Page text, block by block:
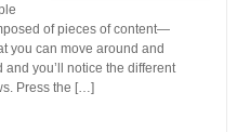
of pieces of content—
you can move around and
you’ll notice the different
Press the […]